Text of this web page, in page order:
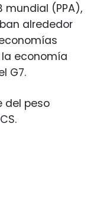
mundial (PPA),
alrededor
la economía
G7.
del peso